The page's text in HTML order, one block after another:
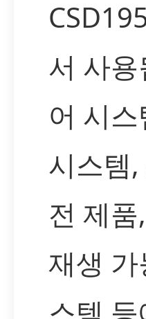
서 사
어 시
시스템
전 제
재생